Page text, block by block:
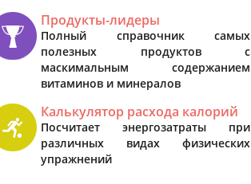
Продукты-лидеры
Полный справочник самых
полезных продуктов с
маскимальным содержанием
витаминов и минералов
Калькулятор расхода калорий
Посчитает энергозатраты при
различных видах физических
упражнений